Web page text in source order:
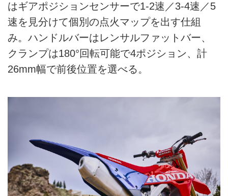
はギアポジションセンサーで1-2速／3-4速／5
速を見分けて個別の点火マップを出す仕組
み。ハンドルバーはレンサルファットバー、
クランプは180°回転可能で4ポジション、計
26mm幅で前後位置を選べる。